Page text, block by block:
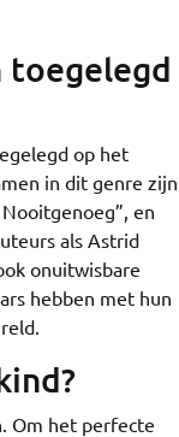
toegelegd
op het
in dit genre zijn
en
als Astrid
onuitwisbare
hebben met hun
Om het perfecte